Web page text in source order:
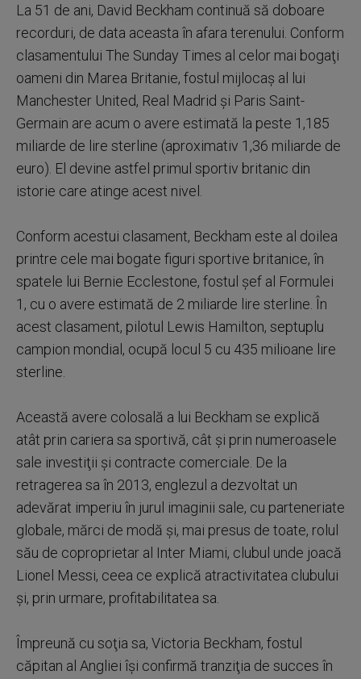
La 51 de ani, David Beckham continuă să doboare
recorduri, de data aceasta în afara terenului. Conform
clasamentului The Sunday Times al celor mai bogaţi
oameni din Marea Britanie, fostul mijlocaş al lui
Manchester United, Real Madrid şi Paris Saint-
Germain are acum o avere estimată la peste 1,185
miliarde de lire sterline (aproximativ 1,36 miliarde de
euro). El devine astfel primul sportiv britanic din
istorie care atinge acest nivel.
Conform acestui clasament, Beckham este al doilea
printre cele mai bogate figuri sportive britanice, în
spatele lui Bernie Ecclestone, fostul şef al Formulei
1, cu o avere estimată de 2 miliarde lire sterline. În
acest clasament, pilotul Lewis Hamilton, septuplu
campion mondial, ocupă locul 5 cu 435 milioane lire
sterline.
Această avere colosală a lui Beckham se explică
atât prin cariera sa sportivă, cât şi prin numeroasele
sale investiţii şi contracte comerciale. De la
retragerea sa în 2013, englezul a dezvoltat un
adevărat imperiu în jurul imaginii sale, cu parteneriate
globale, mărci de modă şi, mai presus de toate, rolul
său de coproprietar al Inter Miami, clubul unde joacă
Lionel Messi, ceea ce explică atractivitatea clubului
şi, prin urmare, profitabilitatea sa.
Împreună cu soţia sa, Victoria Beckham, fostul
căpitan al Angliei îşi confirmă tranziţia de succes în